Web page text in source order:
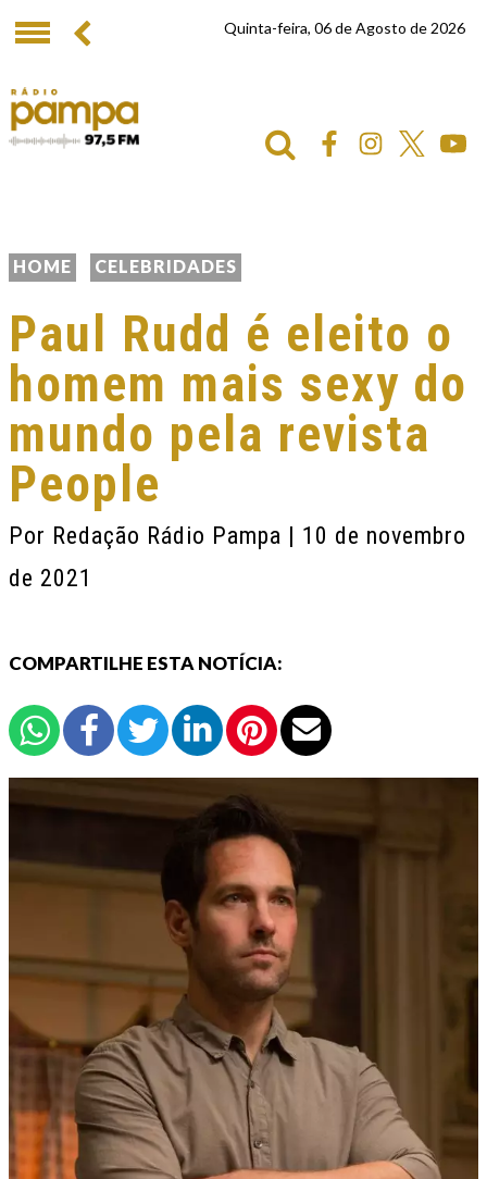
Quinta-feira, 06 de Agosto de 2026
HOME CELEBRIDADES
Paul Rudd é eleito o
homem mais sexy do
mundo pela revista
People
Por Redação Rádio Pampa | 10 de novembro
de 2021
COMPARTILHE ESTA NOTÍCIA: